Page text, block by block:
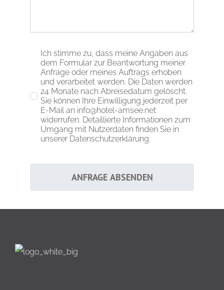
Ich stimme zu, dass meine Angaben aus
dem Formular zur Beantwortung meiner
Anfrage oder meines Auftrags erhoben
und verarbeitet werden. Die Daten werden
24 Monate nach Abreisedatum gelöscht.
Sie können Ihre Einwilligung jederzeit per
E-Mail an info@hotel-amsee.net
widerrufen. Detaillierte Informationen zum
Umgang mit Nutzerdaten finden Sie in
unserer Datenschutzerklärung.
ANFRAGE ABSENDEN